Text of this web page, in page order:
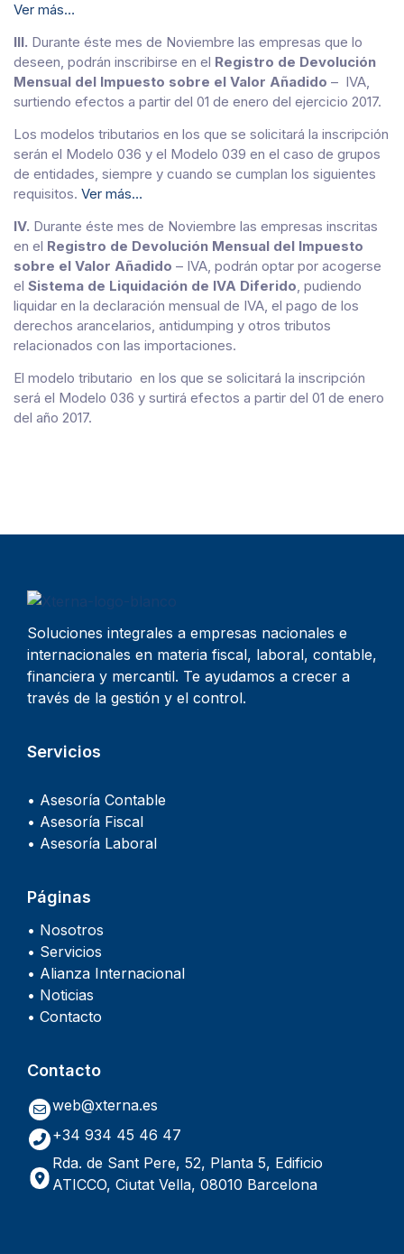
Ver más…
III. Durante éste mes de Noviembre las empresas que lo
deseen, podrán inscribirse en el Registro de Devolución
Mensual del Impuesto sobre el Valor Añadido – IVA,
surtiendo efectos a partir del 01 de enero del ejercicio 2017.
Los modelos tributarios en los que se solicitará la inscripción
serán el Modelo 036 y el Modelo 039 en el caso de grupos
de entidades, siempre y cuando se cumplan los siguientes
requisitos. Ver más…
IV. Durante éste mes de Noviembre las empresas inscritas
en el Registro de Devolución Mensual del Impuesto
sobre el Valor Añadido – IVA, podrán optar por acogerse
el Sistema de Liquidación de IVA Diferido, pudiendo
liquidar en la declaración mensual de IVA, el pago de los
derechos arancelarios, antidumping y otros tributos
relacionados con las importaciones.
El modelo tributario en los que se solicitará la inscripción
será el Modelo 036 y surtirá efectos a partir del 01 de enero
del año 2017.
Soluciones integrales a empresas nacionales e
internacionales en materia fiscal, laboral, contable,
financiera y mercantil. Te ayudamos a crecer a
través de la gestión y el control.
Servicios
• Asesoría Contable
• Asesoría Fiscal
• Asesoría Laboral
Páginas
• Nosotros
• Servicios
• Alianza Internacional
• Noticias
• Contacto
Contacto
web@xterna.es
+34 934 45 46 47
Rda. de Sant Pere, 52, Planta 5, Edificio
ATICCO, Ciutat Vella, 08010 Barcelona